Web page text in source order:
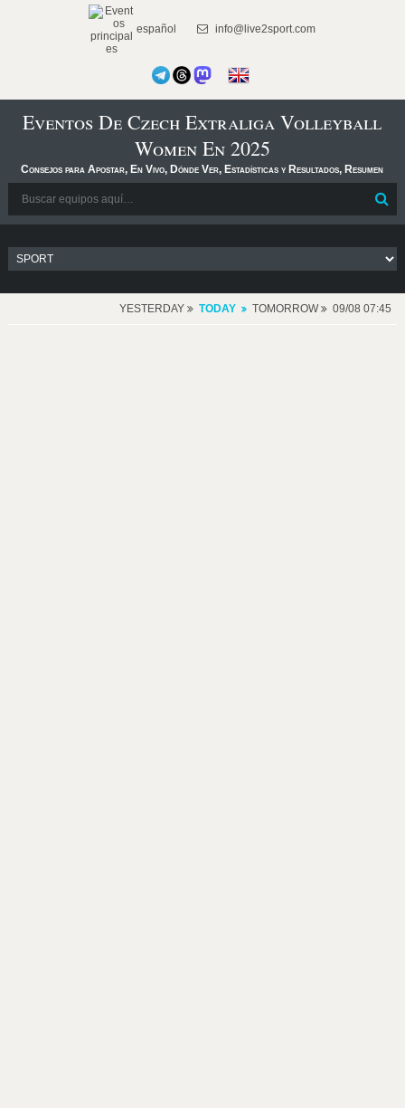
español info@live2sport.com
Eventos De Czech Extraliga Volleyball
Women En 2025
Consejos para Apostar, En Vivo, Dónde Ver, Estadísticas y Resultados, Resumen
YESTERDAY TODAY TOMORROW 09/08 07:45